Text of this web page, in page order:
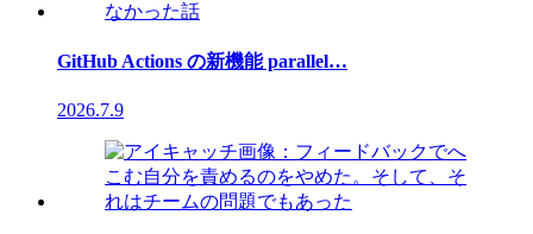
GitHub Actions の新機能 parallel…
2026.7.9